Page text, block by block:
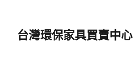
台灣環保家具買賣中心